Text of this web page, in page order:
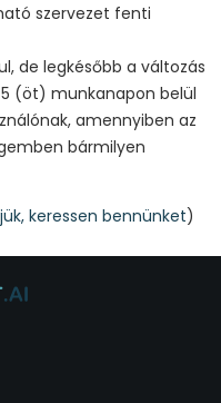
szervezet fenti
de legkésőbb a változás
(öt) munkanapon belül
amennyiben az
bármilyen
keressen bennünket)